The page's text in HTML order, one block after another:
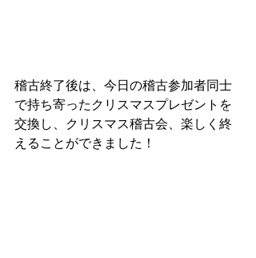
稽古終了後は、今日の稽古参加者同士
で持ち寄ったクリスマスプレゼントを
交換し、クリスマス稽古会、楽しく終
えることができました！